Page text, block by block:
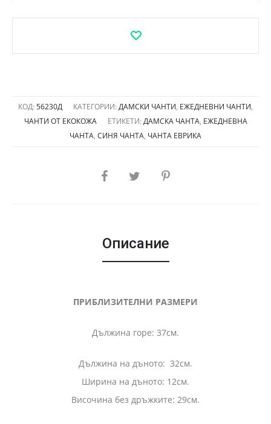
на
КОД: 56230Д КАТЕГОРИИ: ДАМСКИ ЧАНТИ, ЕЖЕДНЕВНИ ЧАНТИ,
ЧАНТИ ОТ ЕКОКОЖА
ЕТИКЕТИ: ДАМСКА ЧАНТА, ЕЖЕДНЕВНА
ЧАНТА, СИНЯ ЧАНТА, ЧАНТА ЕВРИКА
SHARE
Описание
ПРИБЛИЗИТЕЛНИ РАЗМЕРИ
Дължина горе: 37см.
Дължина на дъното: 32см.
Ширина на дъното: 12см.
Височина без дръжките: 29см.